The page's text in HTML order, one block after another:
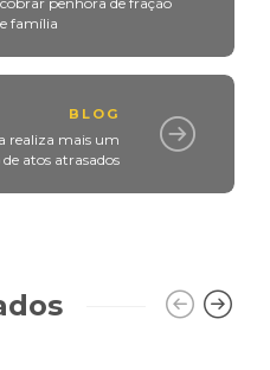
família
BLOG
realiza mais um
atos atrasados